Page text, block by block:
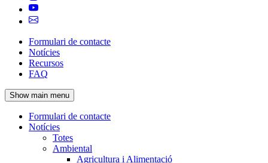
Navegació
principal
de
l'encapçalament
Formulari de contacte
Notícies
Recursos
FAQ
Show main menu
Navegació
principal
Formulari de contacte
Notícies
Totes
Ambiental
Agricultura i Alimentació